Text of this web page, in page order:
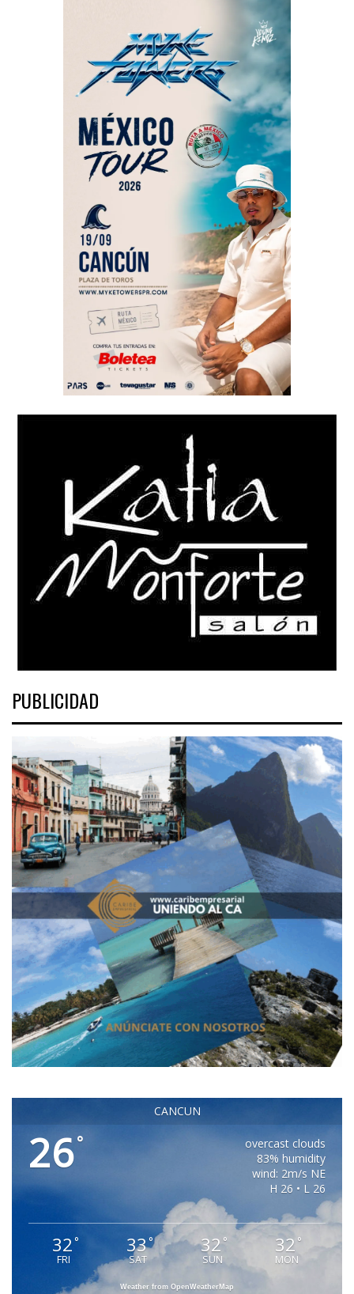
PUBLICIDAD
CANCUN
26°
overcast clouds
83% humidity
wind: 2m/s NE
H 26 • L 26
32°
FRI
33°
SAT
32 °
SUN
32 °
MON
Weather from OpenWeatherMap